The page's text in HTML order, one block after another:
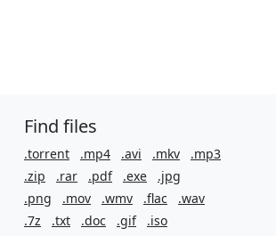
Find files
.torrent .mp4 .avi .mkv
.mp3
.zip
.rar .pdf .exe
.jpg
.png
.mov .wmv .flac
.wav
.7z
.txt .doc .gif .iso